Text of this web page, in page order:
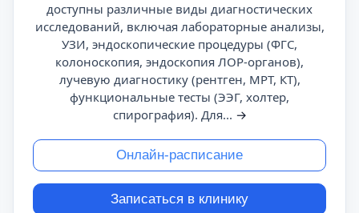
доступны различные виды диагностических
исследований, включая лабораторные анализы,
УЗИ, эндоскопические процедуры (ФГС,
колоноскопия, эндоскопия ЛОР-органов),
лучевую диагностику (рентген, МРТ, КТ),
функциональные тесты (ЭЭГ, холтер,
спирография). Для... →
Онлайн-расписание
Записаться в клинику